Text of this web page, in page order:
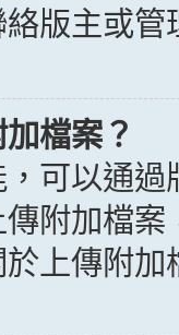
版主或管
檔案？
，可以通
附加檔
上傳附